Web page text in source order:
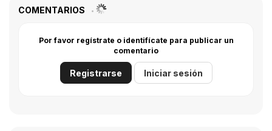
COMENTARIOS
Por favor regístrate o identifícate para publicar un
comentario
Registrarse Iniciar sesión